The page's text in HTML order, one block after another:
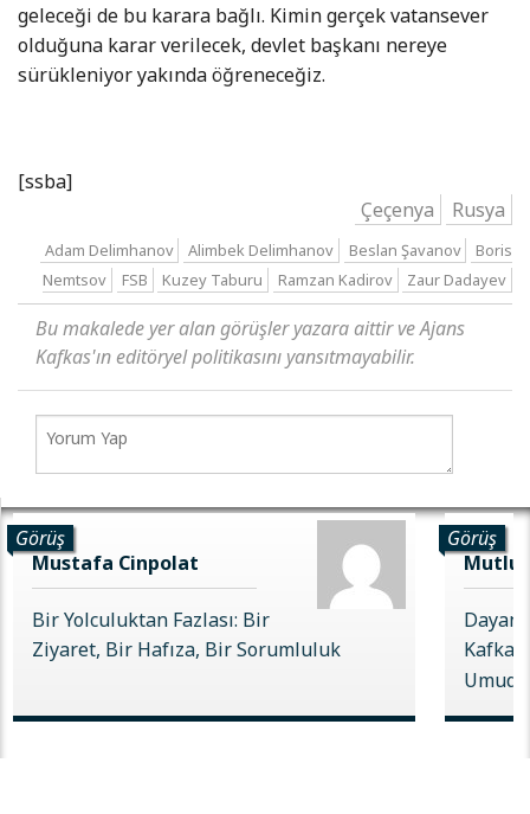
geleceği de bu karara bağlı. Kimin gerçek vatansever
olduğuna karar verilecek, devlet başkanı nereye
sürükleniyor yakında öğreneceğiz.
[ssba]
Çeçenya
Rusya
Adam Delimhanov Alimbek Delimhanov Beslan Şavanov
Boris
Nemtsov
FSB Kuzey Taburu Ramzan Kadirov Zaur Dadayev
Bu makalede yer alan görüşler yazara aittir ve Ajans
Kafkas'ın editöryel politikasını yansıtmayabilir.
Görüş
Mustafa Cinpolat
Bir Yolculuktan Fazlası: Bir
Ziyaret, Bir Hafıza, Bir Sorumluluk
Görüş
Mutlu
Kafkas
Umudu